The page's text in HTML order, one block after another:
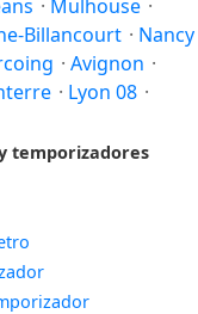
· Mulhouse ·
Billancourt · Nancy
· Avignon ·
· Lyon 08 ·
temporizadores